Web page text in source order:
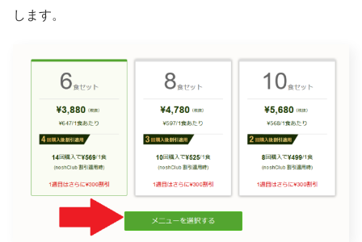
します。